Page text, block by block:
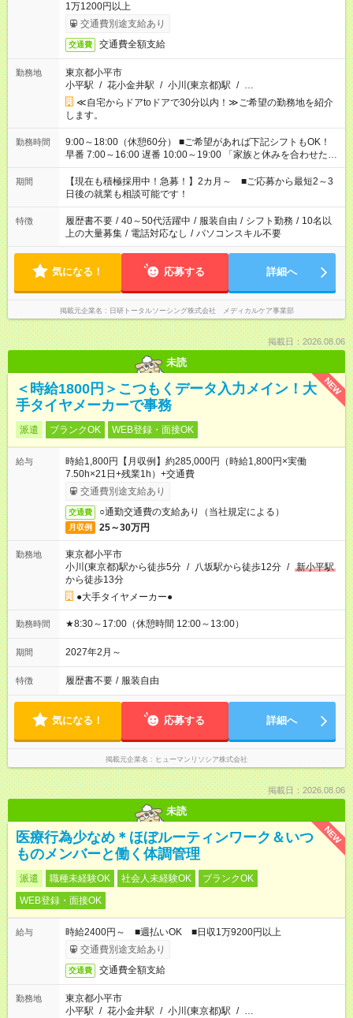
1万1200円以上
交通費別途支給あり
交通費 交通費全額支給
勤務地
東京都小平市
小平駅 / 花小金井駅 / 小川(東京都)駅 / …
≪自宅からドアtoドアで30分以内！≫ご希望の勤務地を紹介
します。
勤務時間
9:00～18:00（休憩60分） ■ご希望があれば下記シフトもOK！
早番 7:00～16:00 遅番 10:00～19:00 「家族と休みを合わせた
い」 「余裕を持って夕飯の準備がしたい」 「できれば残業はし
たくない」 など、ご希望を教えてくださいね。 ※Wワーク希望
の方へ 今ご覧のお仕事で希望する勤務時間と、もう1つのお仕事
の勤務時間。 合計で週40時間を超える場合は応募できません。
期間
【現在も積極採用中！急募！】2カ月～ ■ご応募から最短2～3
日後の就業も相談可能です！
特徴 履歴書不要 / 40～50代活躍中 / 服装自由 / シフト勤務 / 10名以
上の大量募集 / 電話対応なし / パソコンスキル不要
気になる！ 応募する 詳細へ
掲載元企業名 日研トータルソーシング株式会社 メディカルケア事業部
掲載日：2026.08.06
未読
NEW
＜時給1800円＞こつもくデータ入力メイン！大
手タイヤメーカーで事務
派遣 ブランクOK WEB登録・面接OK
給与
時給1,800円【月収例】約285,000円（時給1,800円×実働
7.50h×21日+残業1h）+交通費
交通費別途支給あり
交通費 ○通勤交通費の支給あり（当社規定による）
月収例 25～30万円
勤務地
東京都小平市
小川(東京都)駅から徒歩5分 / 八坂駅から徒歩12分 / 新小平駅
から徒歩13分
●大手タイヤメーカー●
勤務時間 ★8:30～17:00（休憩時間 12:00～13:00）
期間 2027年2月～
特徴 履歴書不要 / 服装自由
気になる！ 応募する 詳細へ
掲載元企業名 ヒューマンリソシア株式会社
掲載日：2026.08.06
未読
NEW
医療行為少なめ＊ほぼルーティンワーク＆いつ
ものメンバーと働く体調管理
派遣 職種未経験OK 社会人未経験OK
ブランクOK
WEB登録・面接OK
給与
時給2400円～ ■週払いOK ■日収1万9200円以上
交通費別途支給あり
交通費 交通費全額支給
勤務地
東京都小平市
小平駅 / 花小金井駅 / 小川(東京都)駅 / …